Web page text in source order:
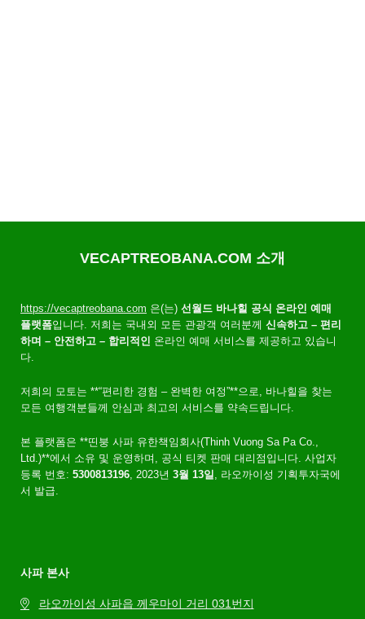
VECAPTREOBANA.COM 소개
https://vecaptreobana.com 은(는) 선월드 바나힐 공식 온라인 예매
플랫폼입니다. 저희는 국내외 모든 관광객 여러분께 신속하고 – 편리
하며 – 안전하고 – 합리적인 온라인 예매 서비스를 제공하고 있습니
다.
저희의 모토는 **“편리한 경험 – 완벽한 여정”**으로, 바나힐을 찾는
모든 여행객분들께 안심과 최고의 서비스를 약속드립니다.
본 플랫폼은 **띤붕 사파 유한책임회사(Thinh Vuong Sa Pa Co.,
Ltd.)**에서 소유 및 운영하며, 공식 티켓 판매 대리점입니다. 사업자
등록 번호: 5300813196, 2023년 3월 13일, 라오까이성 기획투자국에
서 발급.
사파 본사
라오까이성 사파읍 께우마이 거리 031번지